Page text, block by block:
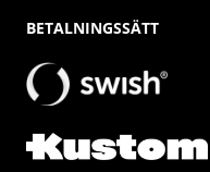
BETALNINGSSÄTT